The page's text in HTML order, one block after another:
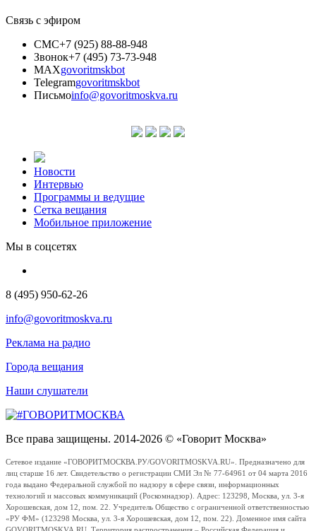
Связь с эфиром
СМС+7 (925) 88-88-948
Звонок+7 (495) 73-73-948
MAXgovoritmskbot
Telegramgovoritmskbot
Письмоinfo@govoritmoskva.ru
Новости
Интервью
Программы и ведущие
Сетка вещания
Мобильное приложение
Мы в соцсетях
8 (495) 950-62-26
info@govoritmoskva.ru
Реклама на радио
Города вещания
Наши слушатели
Все права защищены. 2014-2026 © «Говорит Москва»
Сетевое издание «ГОВОРИТМОСКВА.РУ/GOVORITMOSKVA.RU». Предназначено для
лиц старше 16 лет. Свидетельство о регистрации СМИ Эл № 77-64961 от 04 марта 2016
года выдано Федеральной службой по надзору в сфере связи, информационных
технологий и массовых коммуникаций (Роскомнадзор). Адрес: 123298, Москва, ул. 3-я
Хорошевская, дом 12, пом. 22. Учредитель Общество с ограниченной ответственностью
«РУ ФМ» (123298 Москва, ул. 3-я Хорошевская, дом 12, пом. 22). Доменное имя сайта